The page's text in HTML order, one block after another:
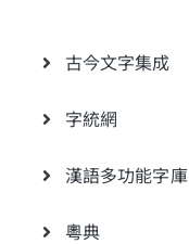
古今文字集成
字統網
漢語多功能字庫
粵典